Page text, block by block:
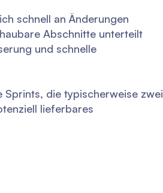
schnell an Änderungen
Abschnitte unterteilt
und schnelle
die typischerweise zwei
lieferbares